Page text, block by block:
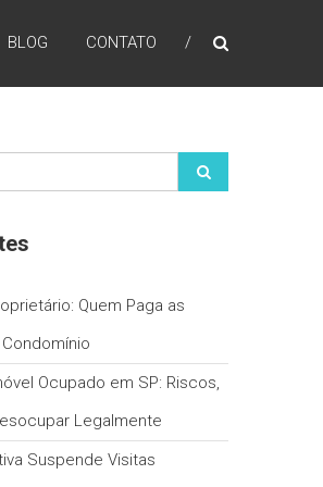
BLOG CONTATO
Quem Paga as
Ocupado em SP: Riscos,
Legalmente
Suspende Visitas